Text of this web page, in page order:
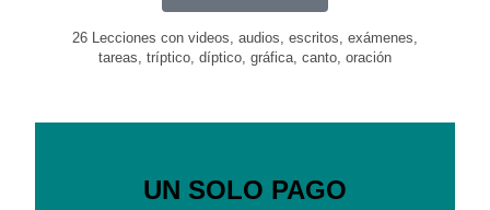
26 Lecciones con videos, audios, escritos, exámenes,
tareas, tríptico, díptico, gráfica, canto, oración
UN SOLO PAGO